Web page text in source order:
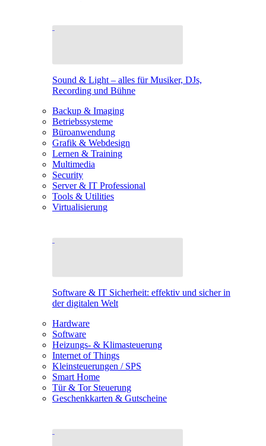
Sound & Light – alles für Musiker, DJs,
Recording und Bühne
Backup & Imaging
Betriebssysteme
Büroanwendung
Grafik & Webdesign
Lernen & Training
Multimedia
Security
Server & IT Professional
Tools & Utilities
Virtualisierung
Software & IT Sicherheit: effektiv und sicher in
der digitalen Welt
Hardware
Software
Heizungs- & Klimasteuerung
Internet of Things
Kleinsteuerungen / SPS
Smart Home
Tür & Tor Steuerung
Geschenkkarten & Gutscheine